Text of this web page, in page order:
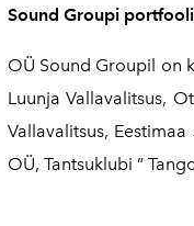
Sound Groupi
OÜ Sound Groupil on
Luunja Vallavalitsus,
Vallavalitsus,
OÜ, Tantsuklubi ”